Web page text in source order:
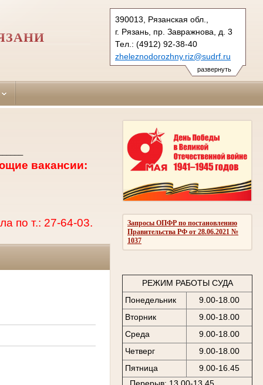
развернуть
390013, Рязанская обл.,
г. Рязань, пр. Завражнова, д. 3
Тел.: (4912) 92-38-40
zheleznodorozhny.riz@sudrf.ru
Запросы ОПФР по постановлению
Правительства РФ от 28.06.2021 №
1037
РЕЖИМ РАБОТЫ СУДА
Понедельник
9.00-18.00
Вторник
9.00-18.00
Среда
9.00-18.00
Четверг
9.00-18.00
Пятница
9.00-16.45
вакансии:
по т.: 27-64-03.